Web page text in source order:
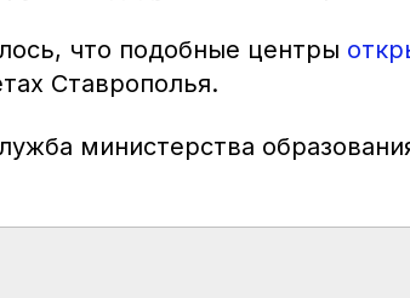
что подобные центры
Ставрополья.
министерства